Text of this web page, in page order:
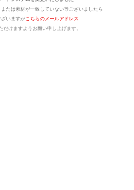
たは素材が一致していない等ございましたら
ざいますがこちらのメールアドレス
だけますようお願い申し上げます。